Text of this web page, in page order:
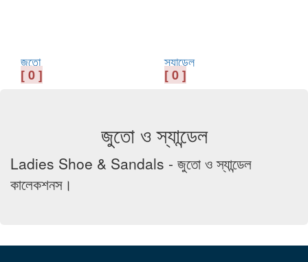
জুতো
[ 0 ]
স্যান্ডেল
[ 0 ]
জুতো ও স্যান্ডেল
Ladies Shoe & Sandals - জুতো ও স্যান্ডেল
কালেকশনস।